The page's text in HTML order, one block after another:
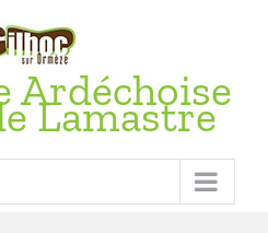
Ardéchoise
Lamastre